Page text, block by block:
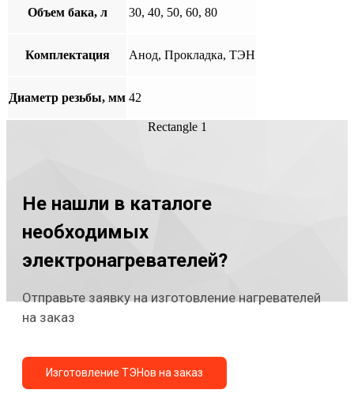
Объем бака, л 30, 40, 50, 60, 80
Комплектация Анод, Прокладка, ТЭН
Диаметр резьбы, мм 42
Rectangle 1
Не нашли в каталоге
необходимых
электронагревателей?
Отправьте заявку на изготовление нагревателей
на заказ
Изготовление ТЭНов на заказ